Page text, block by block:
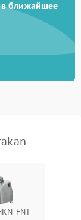
в ближайшее
FNT